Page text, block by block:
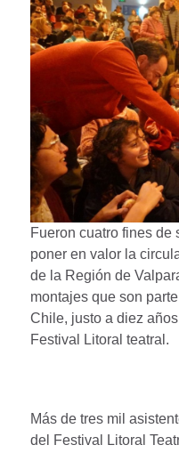
Fueron cuatro fines de
poner en valor la
de la Región de
montajes que son
Chile, justo a diez
Festival Litoral teatral.
Más de tres mil
del Festival Litoral